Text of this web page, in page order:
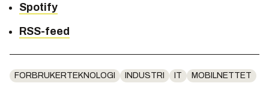
Spotify
RSS-feed
FORBRUKERTEKNOLOGI INDUSTRI IT MOBILNETTET